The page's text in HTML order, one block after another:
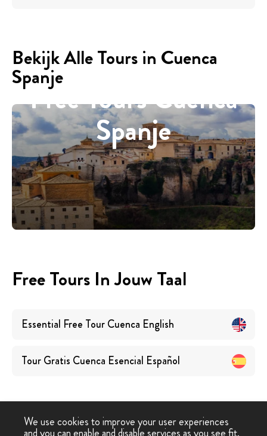
Bekijk Alle Tours in Cuenca
Spanje
Free Tours Cuenca
Spanje
Free Tours In Jouw Taal
Essential Free Tour Cuenca English
Tour Gratis Cuenca Esencial Español
We use cookies to improve your user experiences